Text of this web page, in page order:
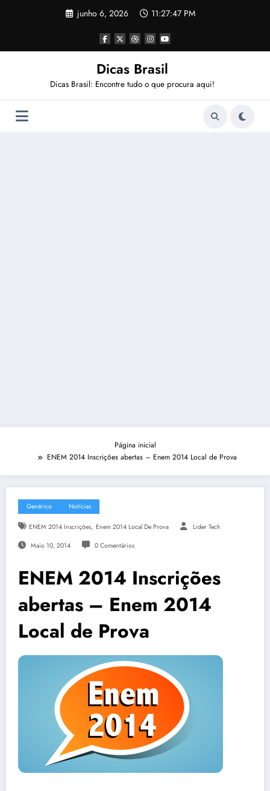
junho 6, 2026 11:27:48 PM
Dicas Brasil
Dicas Brasil: Encontre tudo o que procura aqui!
Página inicial
ENEM 2014 Inscrições abertas – Enem 2014 Local de Prova
Genérico Notícias
ENEM 2014 Inscrições, Enem 2014 Local De Prova Lider Tech
Maio 10, 2014 0 Comentários
ENEM 2014 Inscrições
abertas – Enem 2014
Local de Prova